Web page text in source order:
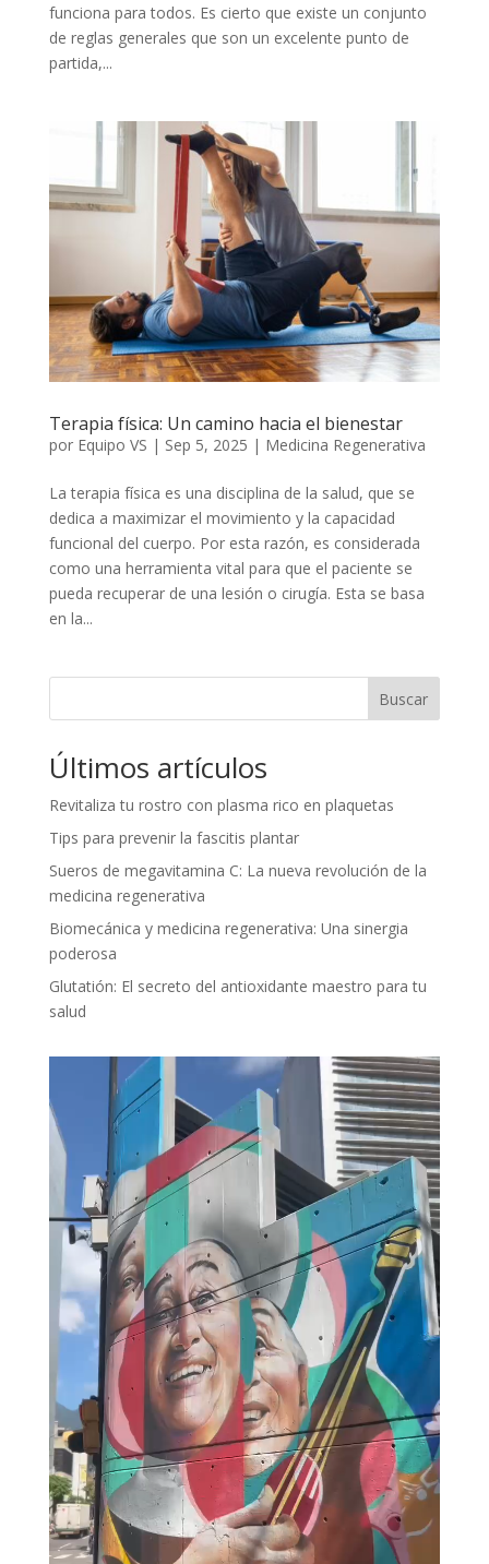
funciona para todos. Es cierto que existe un conjunto
de reglas generales que son un excelente punto de
partida,...
Terapia física: Un camino hacia el bienestar
por Equipo VS | Sep 5, 2025 | Medicina Regenerativa
La terapia física es una disciplina de la salud, que se
dedica a maximizar el movimiento y la capacidad
funcional del cuerpo. Por esta razón, es considerada
como una herramienta vital para que el paciente se
pueda recuperar de una lesión o cirugía. Esta se basa
en la...
Buscar
Últimos artículos
Revitaliza tu rostro con plasma rico en plaquetas
Tips para prevenir la fascitis plantar
Sueros de megavitamina C: La nueva revolución de la
medicina regenerativa
Biomecánica y medicina regenerativa: Una sinergia
poderosa
Glutatión: El secreto del antioxidante maestro para tu
salud